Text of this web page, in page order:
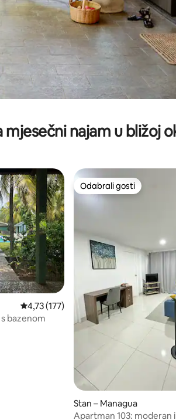
mjesečni najam u bližoj
Prosječna ocjena: 4,73/5, recenzija: 177
4,73 (177)
bazenom
Odabrali gosti
Odabrali gosti
Stan – Managua
Apartman 103: moderan